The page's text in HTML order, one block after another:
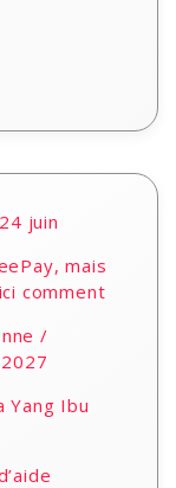
juin
mais
comment
/
Yang Ibu